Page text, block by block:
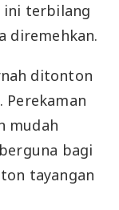
ini terbilang
diremehkan.
ditonton
Perekaman
mudah
bagi
tayangan